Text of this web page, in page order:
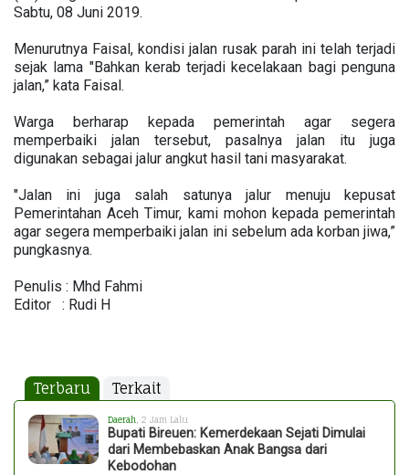
Sabtu, 08 Juni 2019.
Menurutnya Faisal, kondisi jalan rusak parah ini telah terjadi
sejak lama "Bahkan kerab terjadi kecelakaan bagi penguna
jalan,” kata Faisal.
Warga berharap kepada pemerintah agar segera
memperbaiki jalan tersebut, pasalnya jalan itu juga
digunakan sebagai jalur angkut hasil tani masyarakat.
"Jalan ini juga salah satunya jalur menuju kepusat
Pemerintahan Aceh Timur, kami mohon kepada pemerintah
agar segera memperbaiki jalan ini sebelum ada korban jiwa,”
pungkasnya.
Penulis : Mhd Fahmi
Editor : Rudi H
Terbaru Terkait
Daerah , 2 Jam Lalu
Bupati Bireuen: Kemerdekaan Sejati Dimulai
dari Membebaskan Anak Bangsa dari
Kebodohan